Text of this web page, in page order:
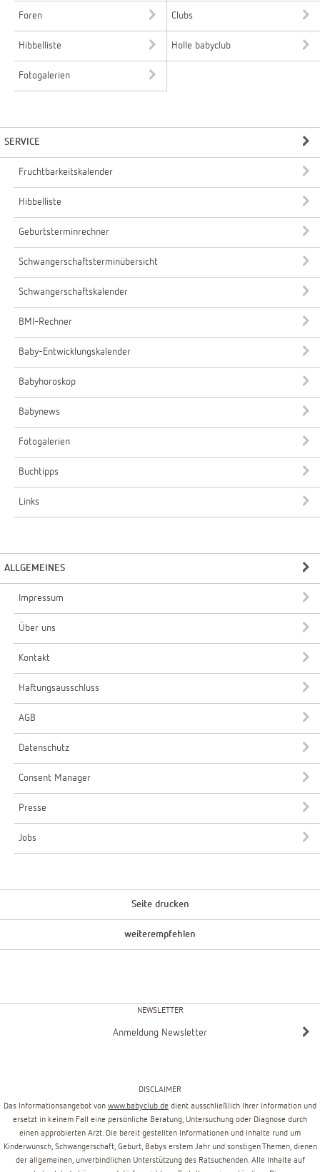
Foren Clubs
Hibbelliste Holle babyclub
Fotogalerien
SERVICE
Fruchtbarkeitskalender
Hibbelliste
Geburtsterminrechner
Schwangerschaftsterminübersicht
Schwangerschaftskalender
BMI-Rechner
Baby-Entwicklungskalender
Babyhoroskop
Babynews
Fotogalerien
Buchtipps
Links
ALLGEMEINES
Impressum
Über uns
Kontakt
Haftungsausschluss
AGB
Datenschutz
Consent Manager
Presse
Jobs
Seite drucken
weiterempfehlen
NEWSLETTER
Anmeldung Newsletter
DISCLAIMER
Das Informationsangebot von www.babyclub.de dient ausschließlich Ihrer Information und
ersetzt in keinem Fall eine persönliche Beratung, Untersuchung oder Diagnose durch
einen approbierten Arzt. Die bereit gestellten Informationen und Inhalte rund um
Kinderwunsch, Schwangerschaft, Geburt, Babys erstem Jahr und sonstigen Themen, dienen
der allgemeinen, unverbindlichen Unterstützung des Ratsuchenden. Alle Inhalte auf